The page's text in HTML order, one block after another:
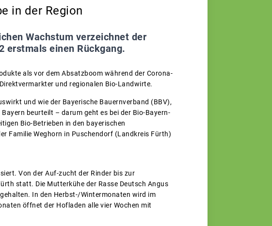
in der Region
Wachstum verzeichnet der
erstmals einen Rückgang.
als vor dem Absatzboom während der Corona-
und regionalen Bio-Landwirte.
und wie der Bayerische Bauernverband (BBV),
beurteilt – darum geht es bei der Bio-Bayern-
Bio-Betrieben in den bayerischen
Familie Weghorn in Puschendorf (Landkreis Fürth)
Von der Auf-zucht der Rinder bis zur
statt. Die Mutterkühe der Rasse Deutsch Angus
In den Herbst-/Wintermonaten wird im
öffnet der Hofladen alle vier Wochen mit